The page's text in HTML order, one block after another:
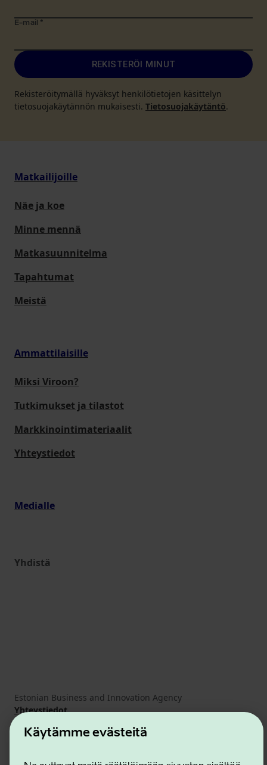
Käytämme evästeitä
E-mail *
REKISTERÖI MINUT
Rekisteröitymällä hyväksyt henkilötietojen käsittelyn
tietosuojakäytännön mukaisesti. Tietosuojakäytäntö.
Matkailijoille
Näe ja koe
Minne mennä
Matkasuunnitelma
Tapahtumat
Meistä
Ammattilaisille
Miksi Viroon?
Tutkimukset ja tilastot
Markkinointimateriaalit
Yhteystiedot
Medialle
Yhdistä
Estonian Business and Innovation Agency
Yhteystiedot
Yhteistyökumppanit
Käyttöehdot